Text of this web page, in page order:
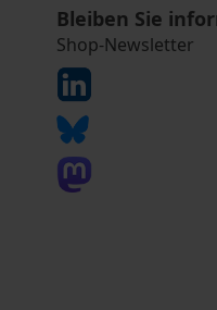
Bleiben Sie
Shop-Newsletter